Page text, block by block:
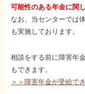
可能性のある年金に関
なお、当センターでは
も実施しております。
相談をする前に障害年
もできます。
＞＞障害年金が受給で